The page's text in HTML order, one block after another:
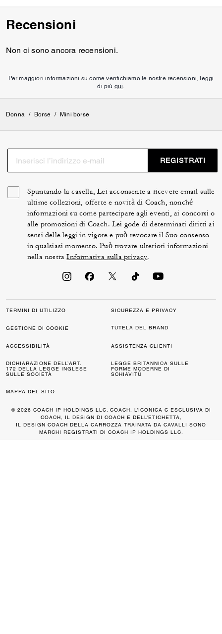
Recensioni
Non ci sono ancora recensioni.
Per maggiori informazioni su come verifichiamo le nostre recensioni, leggi
di più qui.
Donna / Borse / Mini borse
REGISTRATI
Spuntando la casella, Lei acconsente a ricevere email sulle
ultime collezioni, offerte e novità di Coach, nonché
informazioni su come partecipare agli eventi, ai concorsi o
alle promozioni di Coach. Lei gode di determinati diritti ai
sensi delle leggi in vigore e può revocare il Suo consenso
in qualsiasi momento. Può trovare ulteriori informazioni
nella nostraInformativa sulla privacy.
TERMINI DI UTILIZZO SICUREZZA E PRIVACY
GESTIONE DI COOKIE TUTELA DEL BRAND
ACCESSIBILITÀ ASSISTENZA CLIENTI
DICHIARAZIONE DELL’ART.
172 DELLA LEGGE INGLESE
SULLE SOCIETÀ
LEGGE BRITANNICA SULLE
FORME MODERNE DI
SCHIAVITÙ
MAPPA DEL SITO
© 2026 COACH IP HOLDINGS LLC. COACH, L’ICONICA C ESCLUSIVA DI
COACH, IL DESIGN DI COACH E DELL’ETICHETTA,
IL DESIGN COACH DELLA CARROZZA TRAINATA DA CAVALLI SONO
MARCHI REGISTRATI DI COACH IP HOLDINGS LLC.